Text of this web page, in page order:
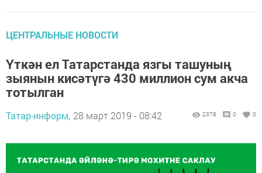
ЦЕНТРАЛЬНЫЕ НОВОСТИ
Үткән ел Татарстанда язгы ташуның
зыянын кисәтүгә 430 миллион сум акча
тотылган
Татар-информ, 28 март 2019 - 08:42 2378 0 0